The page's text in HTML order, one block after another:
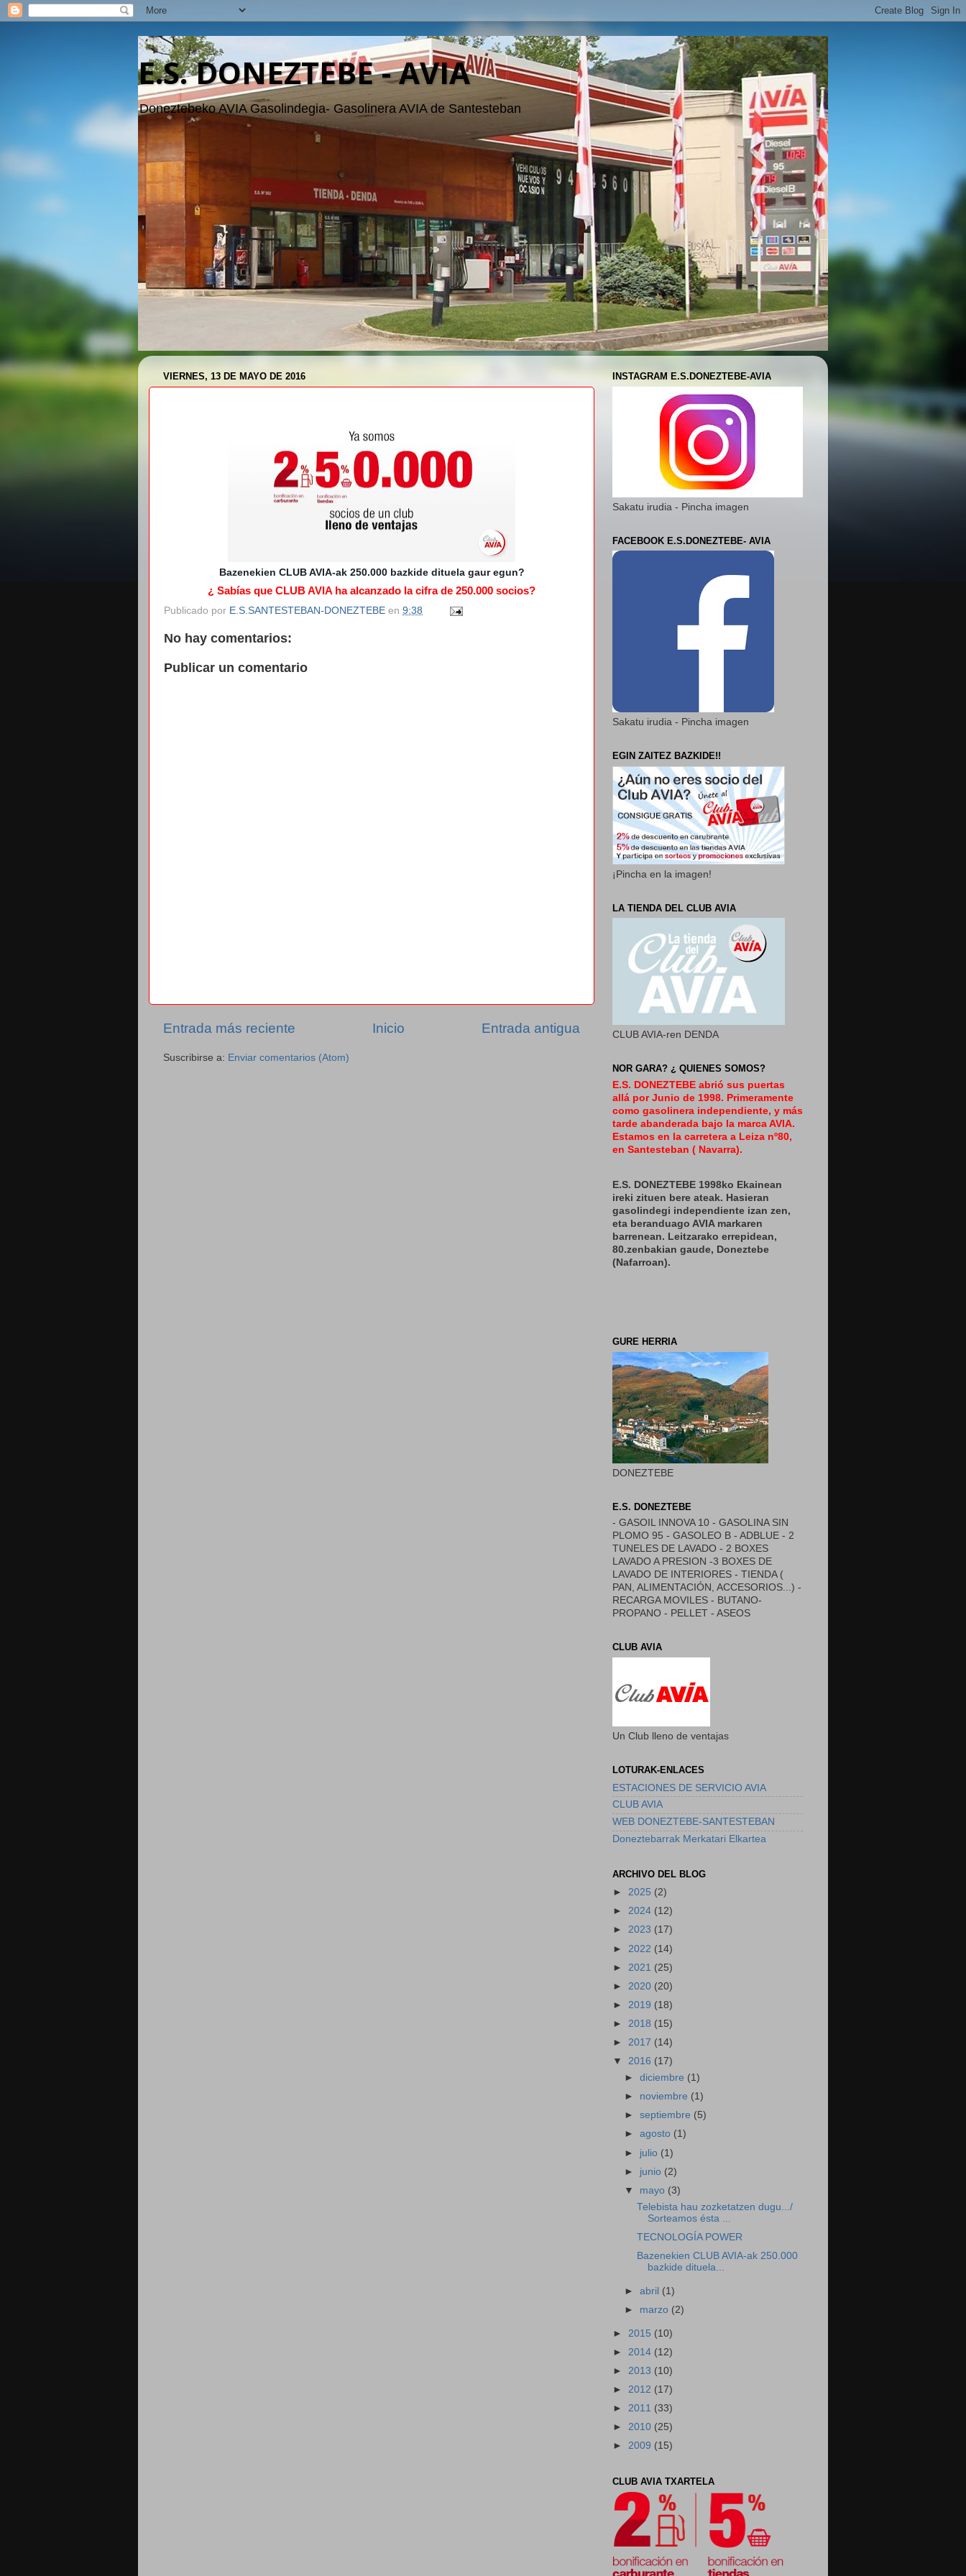
E.S. DONEZTEBE - AVIA
Doneztebeko AVIA Gasolindegia- Gasolinera AVIA de Santesteban
VIERNES, 13 DE MAYO DE 2016
Bazenekien CLUB AVIA-ak 250.000 bazkide dituela gaur egun?
¿ Sabías que CLUB AVIA ha alcanzado la cifra de 250.000 socios?
Publicado por E.S.SANTESTEBAN-DONEZTEBE en 9:38
No hay comentarios:
Publicar un comentario
Entrada más reciente Entrada antigua
Inicio
Suscribirse a: Enviar comentarios (Atom)
INSTAGRAM E.S.DONEZTEBE-AVIA
Sakatu irudia - Pincha imagen
FACEBOOK E.S.DONEZTEBE- AVIA
Sakatu irudia - Pincha imagen
EGIN ZAITEZ BAZKIDE!!
¡Pincha en la imagen!
LA TIENDA DEL CLUB AVIA
CLUB AVIA-ren DENDA
NOR GARA? ¿ QUIENES SOMOS?
E.S. DONEZTEBE abrió sus puertas
allá por Junio de 1998. Primeramente
como gasolinera independiente, y más
tarde abanderada bajo la marca AVIA.
Estamos en la carretera a Leiza nº80,
en Santesteban ( Navarra).
E.S. DONEZTEBE 1998ko Ekainean
ireki zituen bere ateak. Hasieran
gasolindegi independiente izan zen,
eta beranduago AVIA markaren
barrenean. Leitzarako errepidean,
80.zenbakian gaude, Doneztebe
(Nafarroan).
GURE HERRIA
DONEZTEBE
E.S. DONEZTEBE
- GASOIL INNOVA 10 - GASOLINA SIN
PLOMO 95 - GASOLEO B - ADBLUE - 2
TUNELES DE LAVADO - 2 BOXES
LAVADO A PRESION -3 BOXES DE
LAVADO DE INTERIORES - TIENDA (
PAN, ALIMENTACIÓN, ACCESORIOS...) -
RECARGA MOVILES - BUTANO-
PROPANO - PELLET - ASEOS
CLUB AVIA
Un Club lleno de ventajas
LOTURAK-ENLACES
ESTACIONES DE SERVICIO AVIA
CLUB AVIA
WEB DONEZTEBE-SANTESTEBAN
Doneztebarrak Merkatari Elkartea
ARCHIVO DEL BLOG
► 2025 (2)
► 2024 (12)
► 2023 (17)
► 2022 (14)
► 2021 (25)
► 2020 (20)
► 2019 (18)
► 2018 (15)
► 2017 (14)
▼ 2016 (17)
►diciembre (1)
► noviembre (1)
►septiembre (5)
►agosto (1)
► julio (1)
► junio (2)
▼ mayo (3)
Telebista hau zozketatzen dugu.../
Sorteamos ésta ...
TECNOLOGÍA POWER
Bazenekien CLUB AVIA-ak 250.000
bazkide dituela...
►abril (1)
► marzo (2)
► 2015 (10)
► 2014 (12)
► 2013 (10)
► 2012 (17)
► 2011 (33)
► 2010 (25)
► 2009 (15)
CLUB AVIA TXARTELA